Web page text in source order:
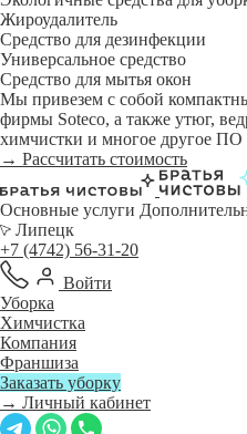
Жироудалитель
Средство для дезинфекции
Универсальное средство
Средство для мытья окон
Мы привезем с собой
фирмы Soteco, а также утюг,
химчистки и многое другое
→ Рассчитать стоимость
Основные услуги
Липецк
+7 (4742) 56-31-20
Войти
Уборка
Химчистка
Компания
Франшиза
Заказать уборку
→ Личный кабинет